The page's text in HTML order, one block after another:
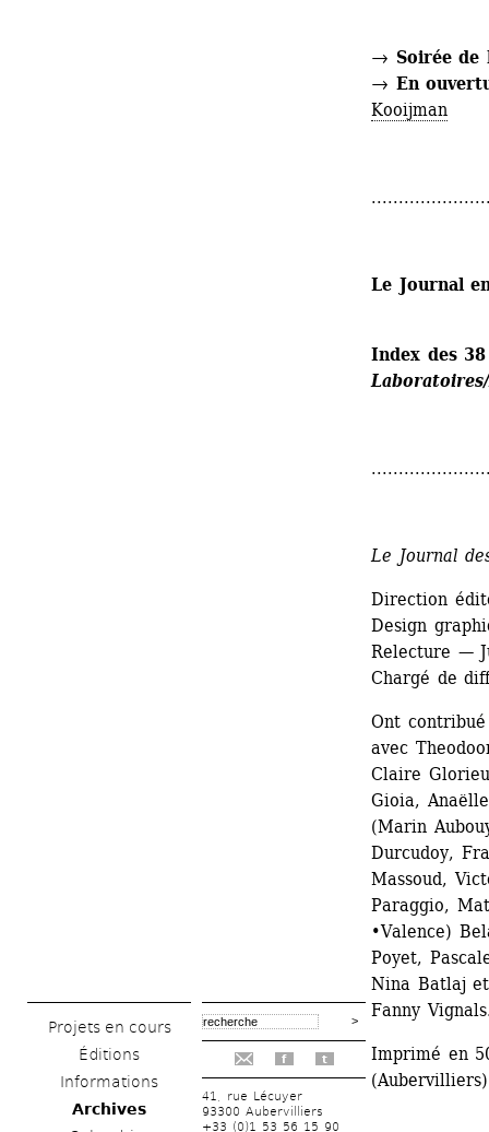
Projets en cours
Éditions
Informations
Archives
f t
41, rue Lécuyer
93300 Aubervilliers
+33 (0)1 53 56 15 90
→ Soirée de
→ En
Kooijman
Le Journal
Index des
Le Journal
Direction
Design
Relecture —
Chargé de
Ont
avec
Claire
Gioia,
(Marin
Durcudoy,
Massoud,
Paraggio,
•Valence)
Poyet,
Nina Batlaj
Fanny
Imprimé en